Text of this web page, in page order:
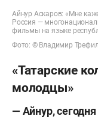
Айнур Аскаров: «Мне
Россия —
фильмы на языке
Фото: © Владимир
«Татарские
молодцы»
— Айнур,